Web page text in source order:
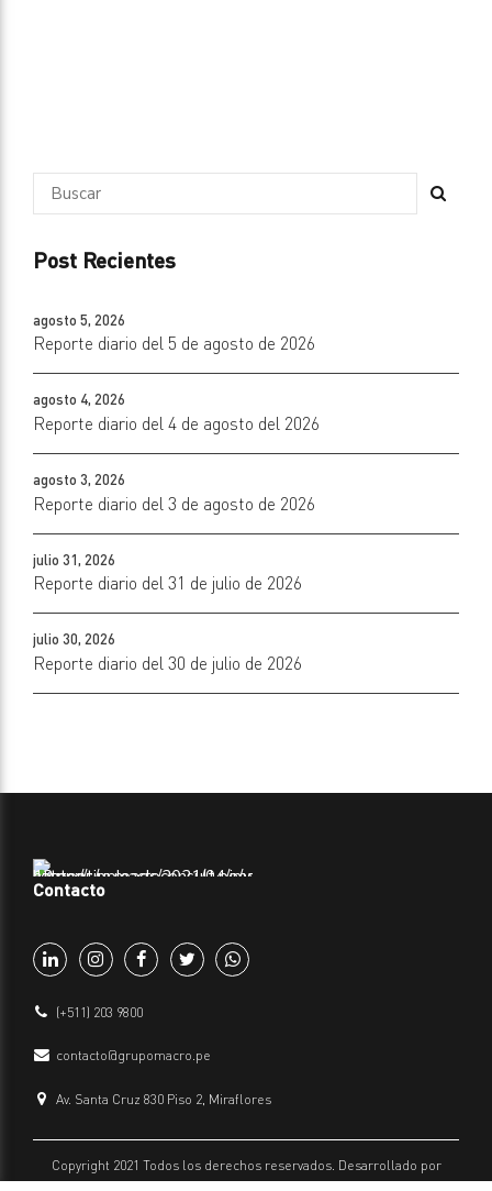
Post Recientes
agosto 5, 2026
Reporte diario del 5 de agosto de 2026
agosto 4, 2026
Reporte diario del 4 de agosto del 2026
agosto 3, 2026
Reporte diario del 3 de agosto de 2026
julio 31, 2026
Reporte diario del 31 de julio de 2026
julio 30, 2026
Reporte diario del 30 de julio de 2026
Contacto
(+511) 203 9800
contacto@grupomacro.pe
Av. Santa Cruz 830 Piso 2, Miraflores
Copyright 2021 Todos los derechos reservados. Desarrollado por